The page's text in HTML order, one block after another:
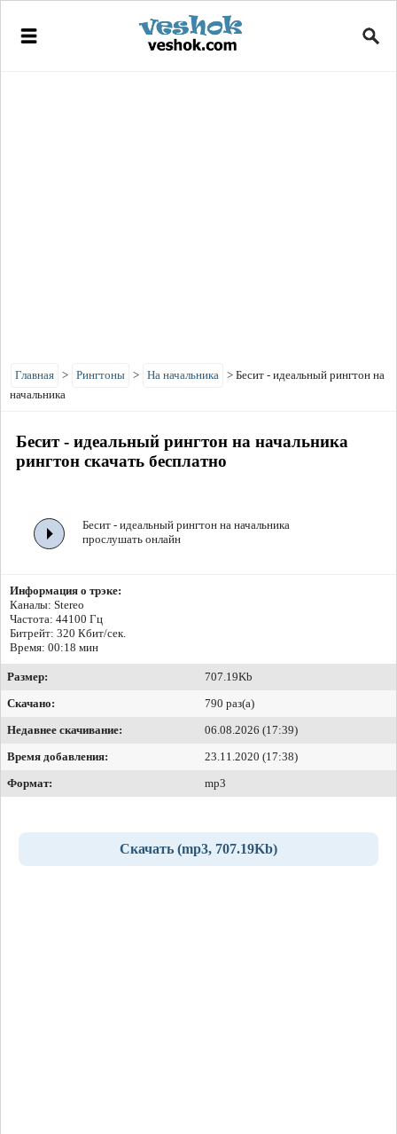
Главная > Рингтоны > На начальника > Бесит - идеальный рингтон на
начальника
Бесит - идеальный рингтон на начальника
рингтон скачать бесплатно
Бесит - идеальный рингтон на начальника
прослушать онлайн
Информация о трэке:
Каналы: Stereo
Частота: 44100 Гц
Битрейт: 320 Кбит/сек.
Время: 00:18 мин
Размер:
707.19Kb
Скачано:
790 раз(а)
Недавнее скачивание:
06.08.2026 (17:39)
Время добавления:
23.11.2020 (17:38)
Формат:
mp3
Скачать (mp3, 707.19Kb)